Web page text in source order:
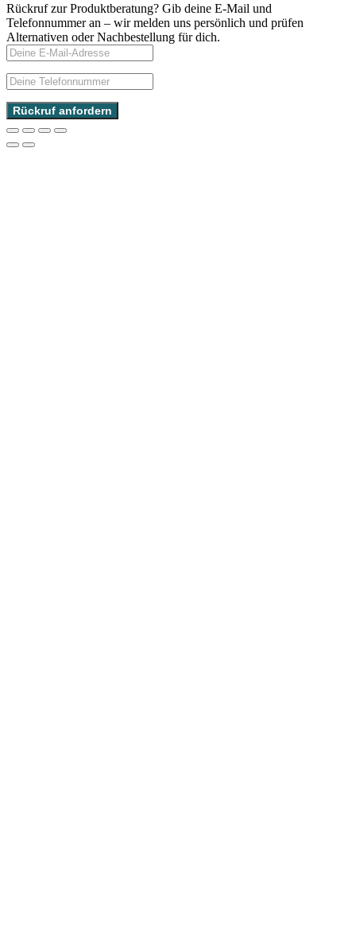
Rückruf zur Produktberatung? Gib deine E-Mail und
Telefonnummer an – wir melden uns persönlich und prüfen
Alternativen oder Nachbestellung für dich.
Rückruf anfordern